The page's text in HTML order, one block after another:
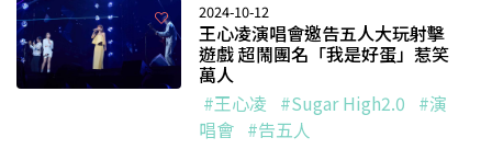
2024-10-12
王心凌演唱會邀告五人大玩射擊
遊戲 超鬧團名「我是好蛋」惹笑
萬人
#王心凌 #Sugar High2.0 #演
唱會 #告五人